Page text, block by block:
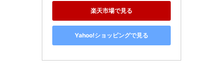
楽天市場で見る
Yahoo!ショッピングで見る